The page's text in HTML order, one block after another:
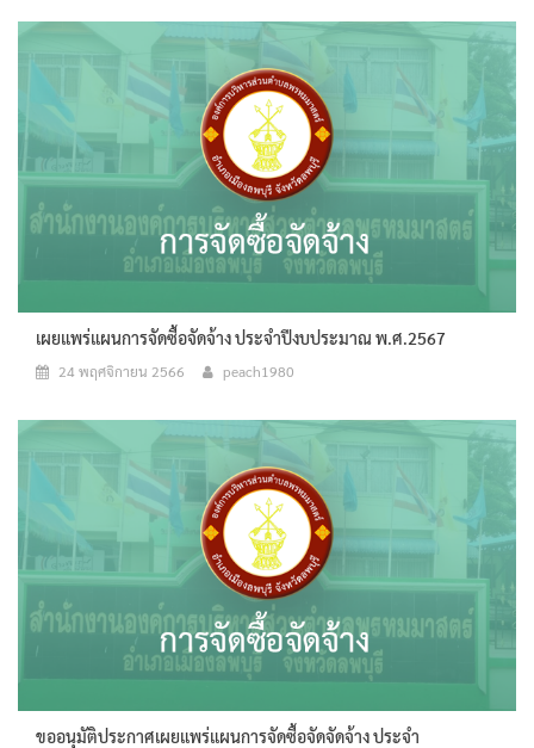
เผยแพร่แผนการจัดซื้อจัดจ้าง ประจำปีงบประมาณ พ.ศ.2567
24 พฤศจิกายน 2566 peach1980
ขออนุมัติประกาศเผยแพร่แผนการจัดซื้อจัดจัดจ้าง ประจำ